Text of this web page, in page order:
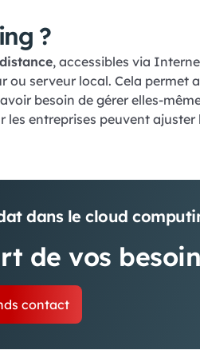
?
, accessibles via
serveur local. Cela permet
besoin de gérer elles-
les entreprises peuvent ajuster
dans le cloud
de vos
contact